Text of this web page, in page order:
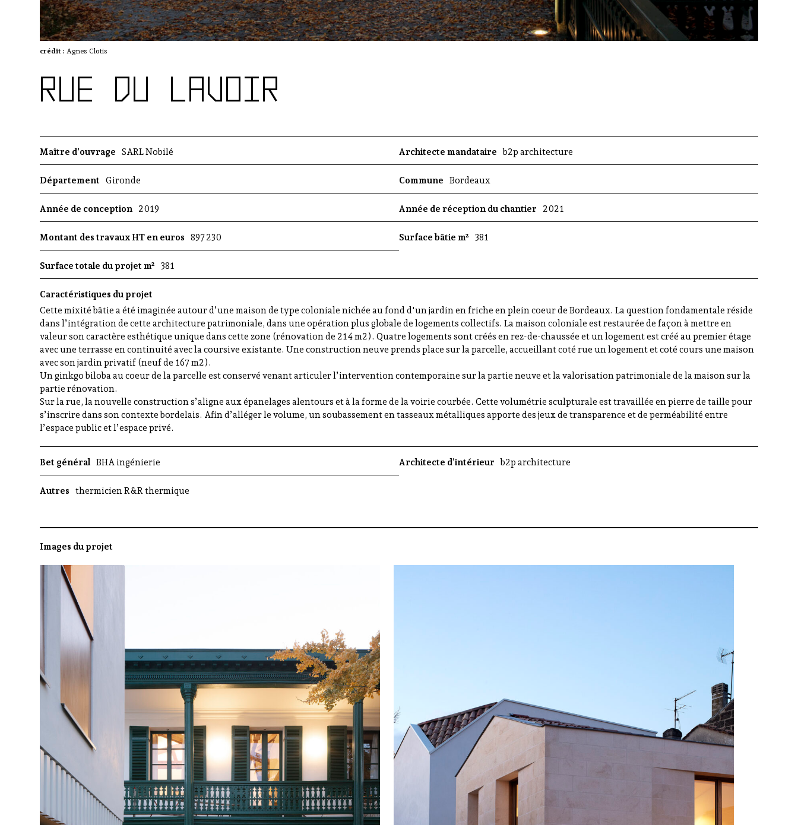
e
e
n
A
q
u
i
t
a
i
crédit : Agnes Clotis
RUE DU LAVOIR
Maître d’ouvrage SARL Nobilé Architecte mandataire b2p architecture
Département Gironde Commune Bordeaux
Année de conception 2019 Année de réception du chantier 2021
Montant des travaux HT en euros 897 230 Surface bâtie m² 381
Surface totale du projet m² 381
Caractéristiques du projet
Cette mixité bâtie a été imaginée autour d’une maison de type coloniale nichée au fond d'un jardin en friche en plein coeur de Bordeaux. La question fondamentale réside
dans l’intégration de cette architecture patrimoniale, dans une opération plus globale de logements collectifs. La maison coloniale est restaurée de façon à mettre en
valeur son caractère esthétique unique dans cette zone (rénovation de 214 m2). Quatre logements sont créés en rez-de-chaussée et un logement est créé au premier étage
avec une terrasse en continuité avec la coursive existante. Une construction neuve prends place sur la parcelle, accueillant coté rue un logement et coté cours une maison
avec son jardin privatif (neuf de 167 m2).
Un ginkgo biloba au coeur de la parcelle est conservé venant articuler l’intervention contemporaine sur la partie neuve et la valorisation patrimoniale de la maison sur la
partie rénovation.
Sur la rue, la nouvelle construction s’aligne aux épanelages alentours et à la forme de la voirie courbée. Cette volumétrie sculpturale est travaillée en pierre de taille pour
s’inscrire dans son contexte bordelais. Afin d’alléger le volume, un soubassement en tasseaux métalliques apporte des jeux de transparence et de perméabilité entre
l’espace public et l’espace privé.
Bet général BHA ingénierie Architecte d’intérieur b2p architecture
Autres thermicien R&R thermique
Images du projet